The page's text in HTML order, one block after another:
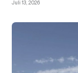
Juli 13, 2026